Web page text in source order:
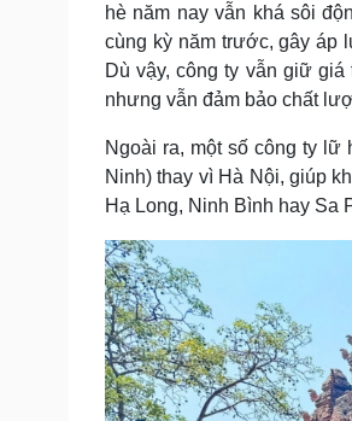
hè năm nay vẫn khá sôi
cùng kỳ năm trước, gây áp
Dù vậy, công ty vẫn giữ
nhưng vẫn đảm bảo chất
Ngoài ra, một số công ty lữ
Ninh) thay vì Hà Nội, giúp
Hạ Long, Ninh Bình hay Sa